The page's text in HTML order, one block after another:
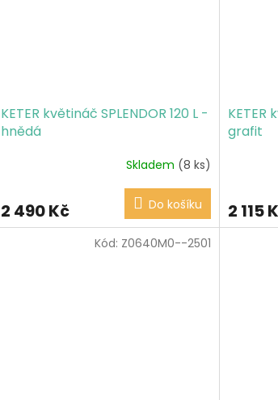
KETER květináč SPLENDOR 120 L -
hnědá
Skladem (8 ks)
2 490 Kč Do košíku
KETER
grafit
2 115
Kód: Z0640M0--2501